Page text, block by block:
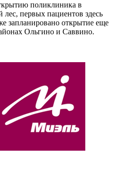
поликлиника в
первых пациентов здесь
запланировано открытие еще
Ольгино и Саввино.